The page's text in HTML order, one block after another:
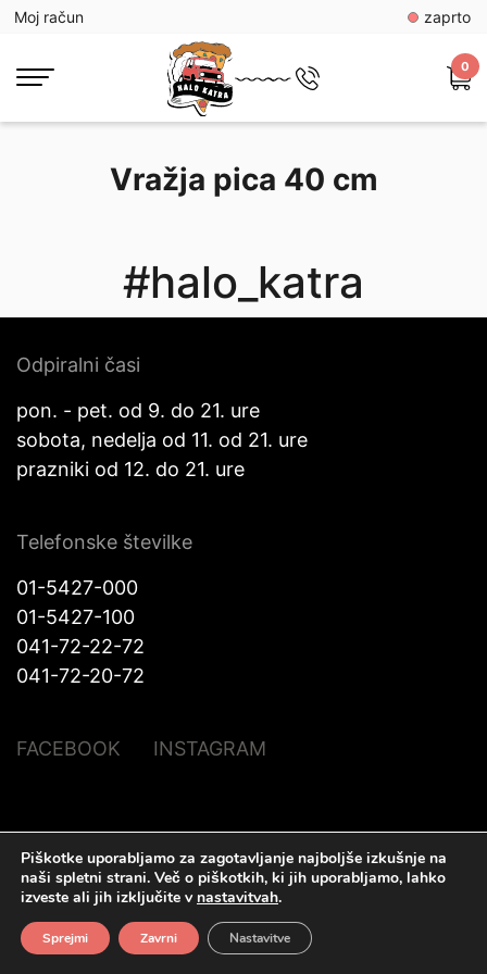
Moj račun zaprto
0
Vražja pica 40 cm
#halo_katra
Odpiralni časi
pon. - pet. od 9. do 21. ure
sobota, nedelja od 11. od 21. ure
prazniki od 12. do 21. ure
Telefonske številke
01-5427-000
01-5427-100
041-72-22-72
041-72-20-72
FACEBOOK INSTAGRAM
Izdelava spletnih straniPlenum IT d.o.o.
Piškotke uporabljamo za zagotavljanje najboljše izkušnje na
naši spletni strani. Več o piškotkih, ki jih uporabljamo, lahko
izveste ali jih izključite v nastavitvah.
Sprejmi Zavrni Nastavitve